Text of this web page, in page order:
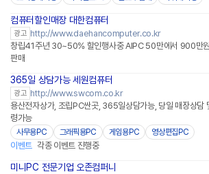
컴퓨터할인매장 대한컴퓨터
광고 http://www.daehancomputer.co.kr
창립41주년 30~50% 할인행사중 AIPC 50만에서 900만원
판매
365일 상담가능 세원컴퓨터
광고 http://www.swcom.co.kr
용산전자상가, 조립PC싼곳, 365일상담가능, 당일 매장상담
령가능
사무용PC 그래픽용PC 게임용PC 영상편집PC
이벤트 각종 이벤트 진행중
미니PC 전문기업 오존컴퍼니